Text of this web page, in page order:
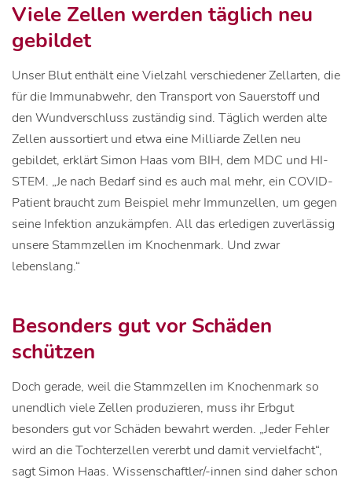
Viele Zellen werden täglich neu
gebildet
Unser Blut enthält eine Vielzahl verschiedener Zellarten, die
für die Immunabwehr, den Transport von Sauerstoff und
den Wundverschluss zuständig sind. Täglich werden alte
Zellen aussortiert und etwa eine Milliarde Zellen neu
gebildet, erklärt Simon Haas vom BIH, dem MDC und HI-
STEM. „Je nach Bedarf sind es auch mal mehr, ein COVID-
Patient braucht zum Beispiel mehr Immunzellen, um gegen
seine Infektion anzukämpfen. All das erledigen zuverlässig
unsere Stammzellen im Knochenmark. Und zwar
lebenslang.“
Besonders gut vor Schäden
schützen
Doch gerade, weil die Stammzellen im Knochenmark so
unendlich viele Zellen produzieren, muss ihr Erbgut
besonders gut vor Schäden bewahrt werden. „Jeder Fehler
wird an die Tochterzellen vererbt und damit vervielfacht“,
sagt Simon Haas. Wissenschaftler/-innen sind daher schon